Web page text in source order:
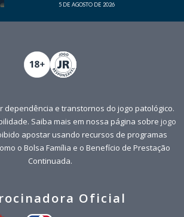
5 DE AGOSTO DE 2026
dependência e transtornos do jogo patológico.
Saiba mais em nossa página sobre jogo
apostar usando recursos de programas
o Bolsa Família e o Benefício de Prestação
Continuada.
Oficial